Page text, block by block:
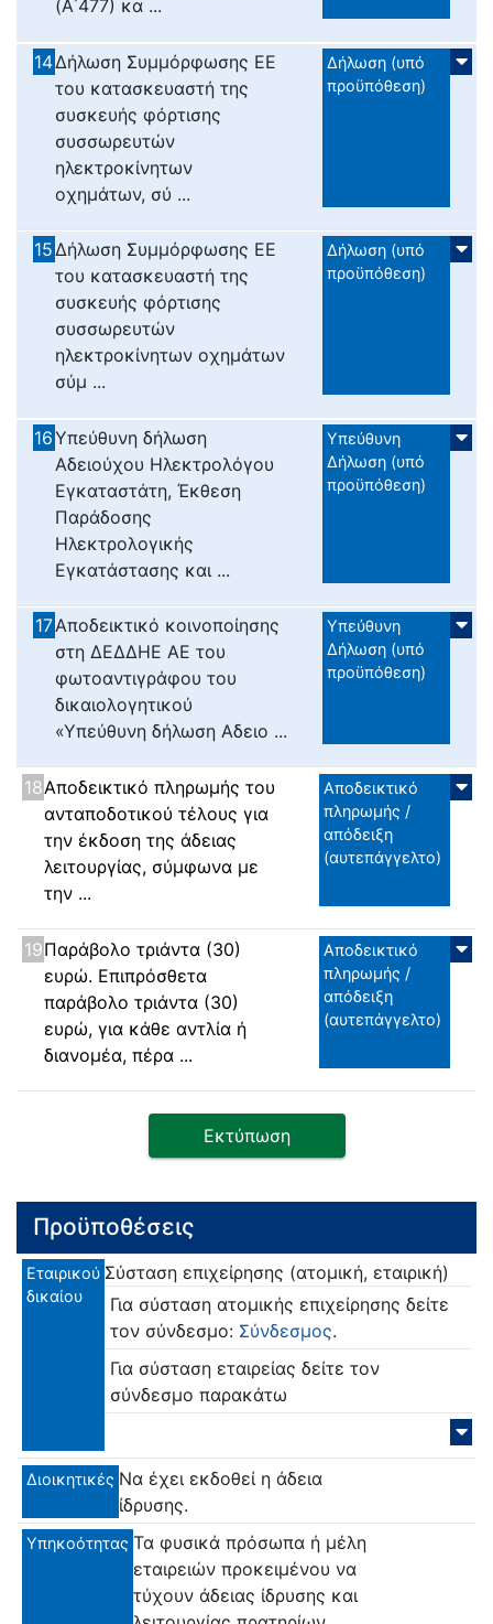
(Α΄477) κα ...
14Δήλωση Συμμόρφωσης ΕΕ
του κατασκευαστή της
συσκευής φόρτισης
συσσωρευτών
ηλεκτροκίνητων
οχημάτων, σύ ...
Δήλωση (υπό
προϋπόθεση)
15Δήλωση Συμμόρφωσης ΕΕ
του κατασκευαστή της
συσκευής φόρτισης
συσσωρευτών
ηλεκτροκίνητων οχημάτων
σύμ ...
Δήλωση (υπό
προϋπόθεση)
16Υπεύθυνη δήλωση
Αδειούχου Ηλεκτρολόγου
Εγκαταστάτη, Έκθεση
Παράδοσης
Ηλεκτρολογικής
Εγκατάστασης και ...
Υπεύθυνη
Δήλωση (υπό
προϋπόθεση)
17Αποδεικτικό κοινοποίησης
στη ΔΕΔΔΗΕ ΑΕ του
φωτοαντιγράφου του
δικαιολογητικού
«Υπεύθυνη δήλωση Αδειο ...
Υπεύθυνη
Δήλωση (υπό
προϋπόθεση)
18Αποδεικτικό πληρωμής του
ανταποδοτικού τέλους για
την έκδοση της άδειας
λειτουργίας, σύμφωνα με
την ...
Αποδεικτικό
πληρωμής /
απόδειξη
(αυτεπάγγελτο)
19Παράβολο τριάντα (30)
ευρώ. Επιπρόσθετα
παράβολο τριάντα (30)
ευρώ, για κάθε αντλία ή
διανομέα, πέρα ...
Αποδεικτικό
πληρωμής /
απόδειξη
(αυτεπάγγελτο)
Εκτύπωση
Προϋποθέσεις
Εταιρικού
δικαίου
Σύσταση επιχείρησης (ατομική, εταιρική)
Για σύσταση ατομικής επιχείρησης δείτε
τον σύνδεσμο: Σύνδεσμος.
Για σύσταση εταιρείας δείτε τον
σύνδεσμο παρακάτω
Διοικητικές Να έχει εκδοθεί η άδεια
ίδρυσης.
Υπηκοότητας Τα φυσικά πρόσωπα ή μέλη
εταιρειών προκειμένου να
τύχουν άδειας ίδρυσης και